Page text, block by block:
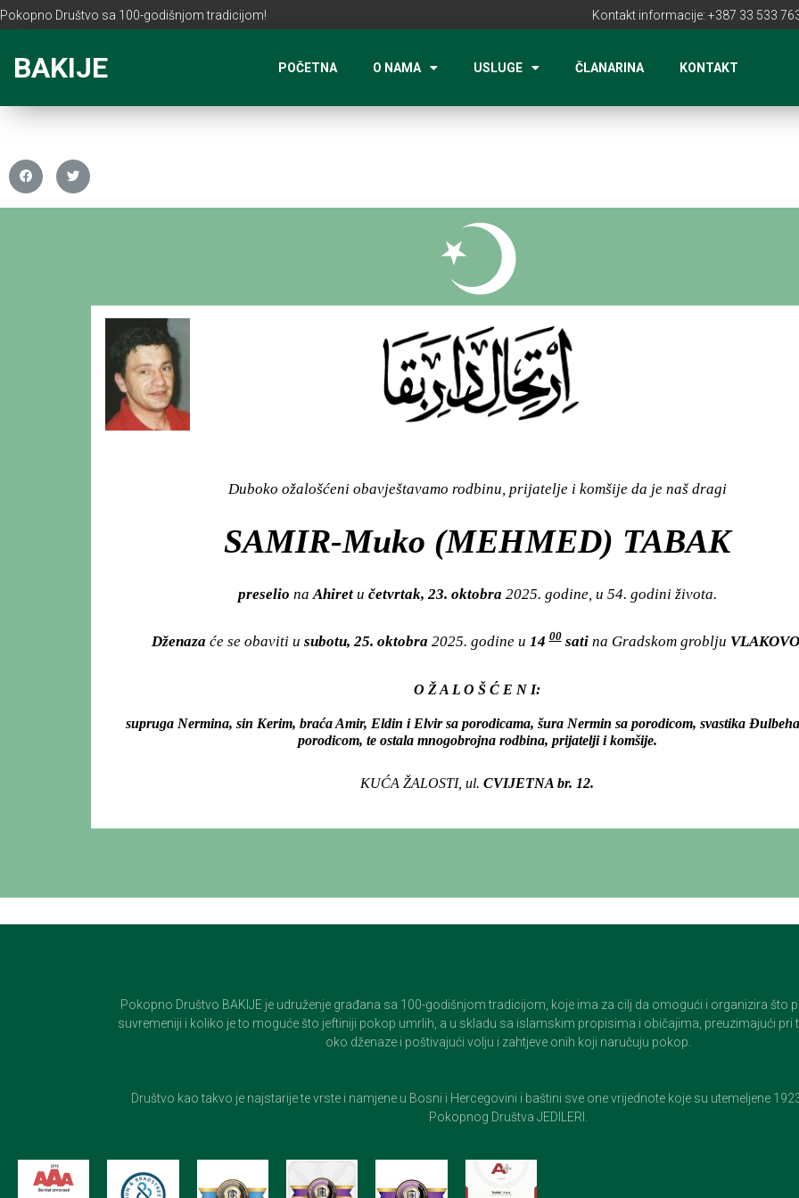
Pokopno Društvo sa 100-godišnjom tradicijom! Kontakt informacije: +387 33 533
BAKIJE POČETNA O NAMA USLUGE ČLANARINA KONTAKT
Duboko ožalošćeni obavještavamo rodbinu, prijatelje i komšije da je naš dragi
SAMIR-Muko (MEHMED) TABAK
preselio naAhiretu četvrtak, 23. oktobra 2025. godine, u 54. godini života.
Dženaza će se obaviti u subotu, 25. oktobra 2025. godine u 1400satina Gradskom groblju
O Ž A L O Š Ć E N I:
supruga Nermina, sin Kerim, braća Amir, Eldin i Elvir sa porodicama, šura Nermin sa porodicom, svastika
porodicom, te ostala mnogobrojna rodbina, prijatelji i komšije.
KUĆA ŽALOSTI, ul. CVIJETNA br. 12.
Pokopno Društvo BAKIJE je udruženje građana sa 100-godišnjom tradicijom, koje ima za cilj da omogući i organizira što
suvremeniji i koliko je to moguće što jeftiniji pokop umrlih, a u skladu sa islamskim propisima i običajima, preuzimajući pri
oko dženaze i poštivajući volju i zahtjeve onih koji naručuju pokop.
Društvo kao takvo je najstarije te vrste i namjene u Bosni i Hercegovini i baštini sve one vrijednote koje su utemeljene
Pokopnog Društva JEDILERI.